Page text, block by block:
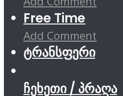
Free Time
Add Comment
ტრანსფერი
ჩეხეთი / პრაღა